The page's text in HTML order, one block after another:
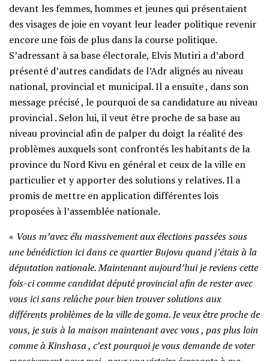
devant les femmes, hommes et jeunes qui présentaient
des visages de joie en voyant leur leader politique revenir
encore une fois de plus dans la course politique.
S’adressant à sa base électorale, Elvis Mutiri a d’abord
présenté d’autres candidats de l’Adr alignés au niveau
national, provincial et municipal. Il a ensuite , dans son
message précisé , le pourquoi de sa candidature au niveau
provincial . Selon lui, il veut être proche de sa base au
niveau provincial afin de palper du doigt la réalité des
problèmes auxquels sont confrontés les habitants de la
province du Nord Kivu en général et ceux de la ville en
particulier et y apporter des solutions y relatives. Il a
promis de mettre en application différentes lois
proposées à l’assemblée nationale.
« Vous m’avez élu massivement aux élections passées sous
une bénédiction ici dans ce quartier Bujovu quand j’étais à la
députation nationale. Maintenant aujourd’hui je reviens cette
fois-ci comme candidat député provincial afin de rester avec
vous ici sans relâche pour bien trouver solutions aux
différents problèmes de la ville de goma. Je veux être proche de
vous, je suis à la maison maintenant avec vous , pas plus loin
comme à Kinshasa , c’est pourquoi je vous demande de voter